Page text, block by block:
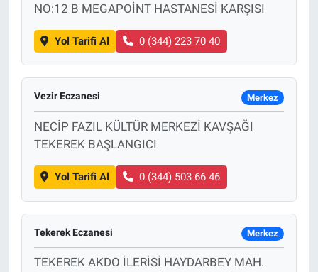
NO:12 B MEGAPOİNT HASTANESİ KARŞISI
Yol Tarifi Al 0 (344) 223 70 40
Vezir Eczanesi Merkez
NECİP FAZIL KÜLTÜR MERKEZİ KAVŞAĞI
TEKEREK BAŞLANGICI
Yol Tarifi Al 0 (344) 503 66 46
Tekerek Eczanesi Merkez
TEKEREK AKDO İLERİSİ HAYDARBEY MAH.
İletişim/Künye
Yaşam
Gözden Kaçmasın
İletişim (Künye)